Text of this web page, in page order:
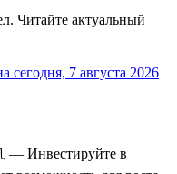
Читайте актуальный
7 августа 2026
— Инвестируйте в